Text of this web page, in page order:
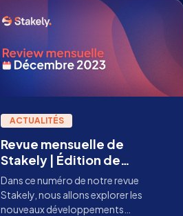
ACTUALITÉS
Revue mensuelle de
Stakely | Édition de
décembre 2023
Dans ce numéro de notre revue
Stakely, nous allons explorer les
nouveaux développements